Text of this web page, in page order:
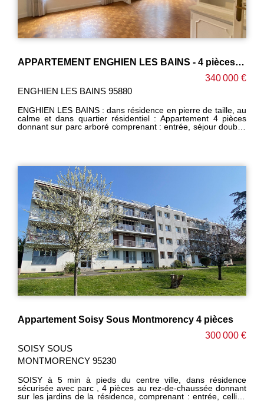
APPARTEMENT ENGHIEN LES BAINS - 4 pièces - 77 m2
340 000 €
ENGHIEN LES BAINS 95880
ENGHIEN LES BAINS : dans résidence en pierre de taille, au
calme et dans quartier résidentiel : Appartement 4 pièces
donnant sur parc arboré comprenant : entrée, séjour double,
-----------HONORAIRES CHARGE VENDEUR -------------
Appartement Soisy Sous Montmorency 4 pièces
300 000 €
SOISY SOUS
MONTMORENCY 95230
SOISY à 5 min à pieds du centre ville, dans résidence
sécurisée avec parc , 4 pièces au rez-de-chaussée donnant
sur les jardins de la résidence, comprenant : entrée, cellier,